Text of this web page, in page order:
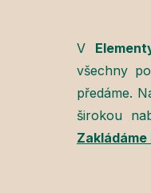
V
všechny
předáme.
širokou
Zakládáme